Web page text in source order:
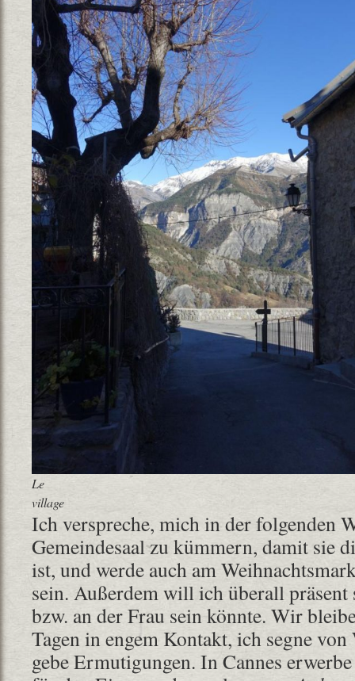
Le
village
Ich verspreche, mich in der folgenden
Gemeindesaal zu kümmern, damit sie
ist, und werde auch am
sein. Außerdem will ich überall
bzw. an der Frau sein könnte. Wir
Tagen in engem Kontakt, ich segne
gebe Ermutigungen. In Cannes